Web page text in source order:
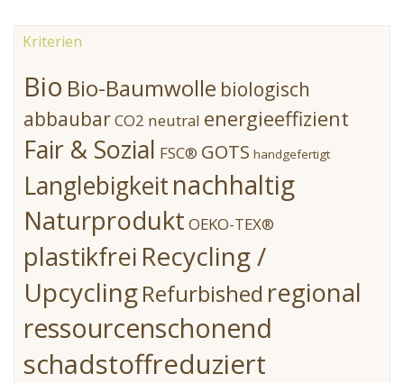
Kriterien
Bio Bio-Baumwolle biologisch
abbaubarCO2 neutral energieeffizient
Fair & Sozial FSC® GOTS handgefertigt
Langlebigkeitnachhaltig
Naturprodukt OEKO-TEX®
plastikfrei Recycling /
UpcyclingRefurbished regional
ressourcenschonend
schadstoffreduziert